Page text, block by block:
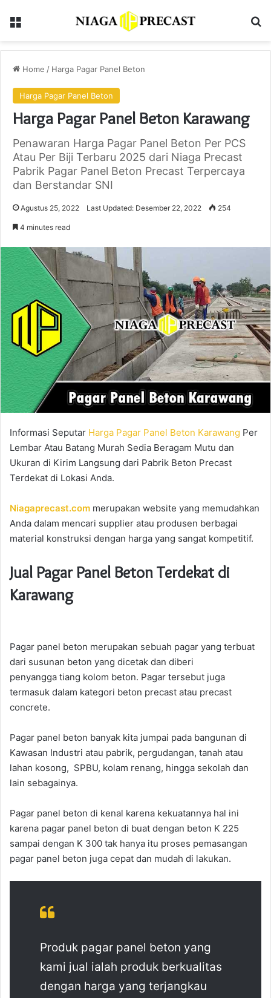
Menu
Home / Harga Pagar Panel Beton
Harga Pagar Panel Beton
Harga Pagar Panel Beton Karawang
Penawaran Harga Pagar Panel Beton Per PCS
Atau Per Biji Terbaru 2025 dari Niaga Precast
Pabrik Pagar Panel Beton Precast Terpercaya
dan Berstandar SNI
Agustus 25, 2022 Last Updated: Desember 22, 2022 254
4 minutes read
Informasi Seputar Harga Pagar Panel Beton Karawang Per
Lembar Atau Batang Murah Sedia Beragam Mutu dan
Ukuran di Kirim Langsung dari Pabrik Beton Precast
Terdekat di Lokasi Anda.
Niagaprecast.com merupakan website yang memudahkan
Anda dalam mencari supplier atau produsen berbagai
material konstruksi dengan harga yang sangat kompetitif.
Jual Pagar Panel Beton Terdekat di
Karawang
Pagar panel beton merupakan sebuah pagar yang terbuat
dari susunan beton yang dicetak dan diberi
penyangga tiang kolom beton. Pagar tersebut juga
termasuk dalam kategori beton precast atau precast
concrete.
Pagar panel beton banyak kita jumpai pada bangunan di
Kawasan Industri atau pabrik, pergudangan, tanah atau
lahan kosong, SPBU, kolam renang, hingga sekolah dan
lain sebagainya.
Pagar panel beton di kenal karena kekuatannya hal ini
karena pagar panel beton di buat dengan beton K 225
sampai dengan K 300 tak hanya itu proses pemasangan
pagar panel beton juga cepat dan mudah di lakukan.
Produk pagar panel beton yang
kami jual ialah produk berkualitas
dengan harga yang terjangkau